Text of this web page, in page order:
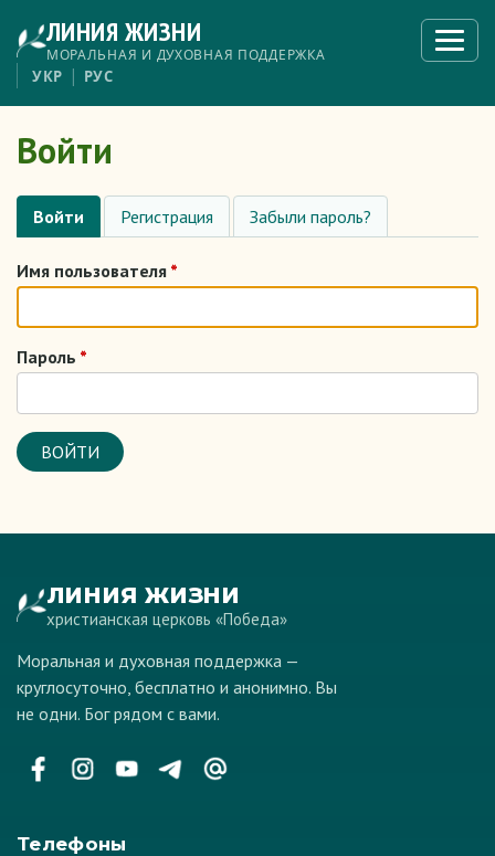
основному
содержанию
ЛИНИЯ ЖИЗНИ
МОРАЛЬНАЯ И ДУХОВНАЯ ПОДДЕРЖКА
меню
УКР РУС
Войти
Основные
вкладки
Войти Регистрация Забыли пароль?
Имя пользователя
Пароль
ЛИНИЯ ЖИЗНИ
христианская церковь «Победа»
Моральная и духовная поддержка —
круглосуточно, бесплатно и анонимно. Вы
не одни. Бог рядом с вами.
Телефоны